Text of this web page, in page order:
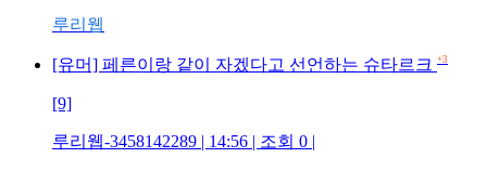
루리웹
[유머] 페른이랑 같이 자겠다고 선언하는 슈타르크 +3
[9]
루리웹-3458142289 | 14:56 | 조회 0 |